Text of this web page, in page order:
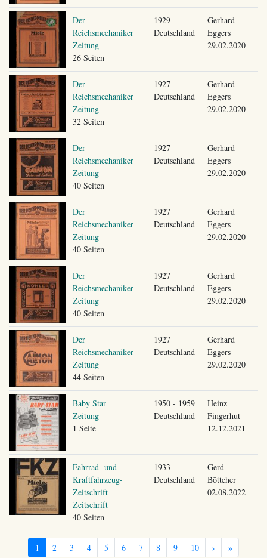
Der
Reichsmechaniker
Zeitung
26 Seiten
1929
Deutschland
Gerhard
Eggers
29.02.2020
Der
Reichsmechaniker
Zeitung
32 Seiten
1927
Deutschland
Gerhard
Eggers
29.02.2020
Der
Reichsmechaniker
Zeitung
40 Seiten
1927
Deutschland
Gerhard
Eggers
29.02.2020
Der
Reichsmechaniker
Zeitung
40 Seiten
1927
Deutschland
Gerhard
Eggers
29.02.2020
Der
Reichsmechaniker
Zeitung
40 Seiten
1927
Deutschland
Gerhard
Eggers
29.02.2020
Der
Reichsmechaniker
Zeitung
44 Seiten
1927
Deutschland
Gerhard
Eggers
29.02.2020
Baby Star
Zeitung
1 Seite
1950 - 1959
Deutschland
Heinz
Fingerhut
12.12.2021
Fahrrad- und
Kraftfahrzeug-
Zeitschrift
Zeitschrift
40 Seiten
1933
Deutschland
Gerd
Böttcher
02.08.2022
1 2 3 4 5 6 7 8 9 10 › »